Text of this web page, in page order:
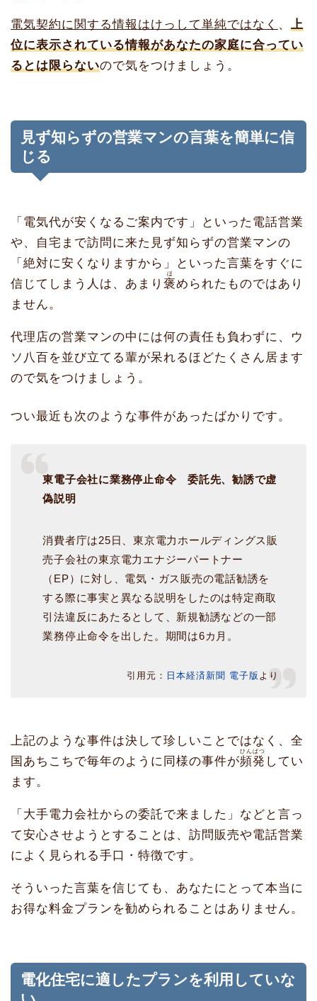
電気契約に関する情報はけっして単純ではなく 、 上
位に表示されている情報があなたの家庭に合ってい
るとは限らないので気をつけましょう。
見ず知らずの営業マンの言葉を簡単に信
じる
「電気代が安くなるご案内です」といった電話営業
や、自宅まで訪問に来た見ず知らずの営業マンの
「絶対に安くなりますから」といった言葉をすぐに
信じてしまう人は、あまり 褒
ほ
められたものではあり
ません。
代理店の営業マンの中には何の責任も負わずに、ウ
ソ八百を並び立てる輩が呆れるほどたくさん居ます
ので気をつけましょう。
つい最近も次のような事件があったばかりです。
東電子会社に業務停止命令 委託先、勧誘で虚
偽説明
消費者庁は25日、東京電力ホールディングス販
売子会社の東京電力エナジーパートナー
（EP）に対し、電気・ガス販売の電話勧誘を
する際に事実と異なる説明をしたのは特定商取
引法違反にあたるとして、新規勧誘などの一部
業務停止命令を出した。期間は6カ月。
引用元： 日本経済新聞 電子版 より
上記のような事件は決して珍しいことではなく、全
国あちこちで毎年のように同様の事件が頻発
ひんぱつ
してい
ます。
「大手電力会社からの委託で来ました」などと言っ
て安心させようとすることは、訪問販売や電話営業
によく見られる手口・特徴です。
そういった言葉を信じても、あなたにとって本当に
お得な料金プランを勧められることはありません。
電化住宅に適したプランを利用していな